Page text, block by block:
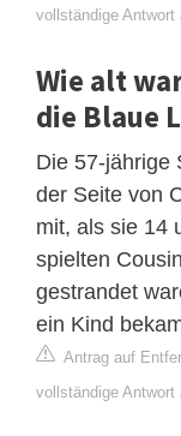
vollständige Antwort
Wie alt
die Blaue
Die 57-jährige
der Seite von
mit, als sie 14
spielten
gestrandet
ein Kind
Antrag auf
vollständige